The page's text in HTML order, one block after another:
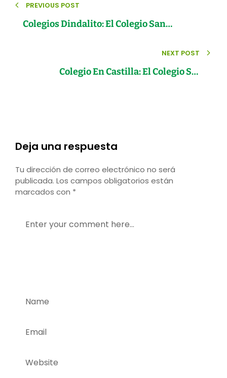
de
PREVIOUS POST
Colegios Dindalito: El Colegio San
NEXT POST
Colegio En Castilla: El Colegio San
Deja una respuesta
Tu dirección de correo electrónico no será
publicada. Los campos obligatorios están
marcados con *